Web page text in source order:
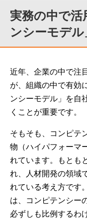
実務の中で
ンシーモデル
近年、企業の中で注
が、組織の中で有効
ンシーモデル」を自
くことが重要です。
そもそも、コンピテ
物（ハイパフォーマ
れています。もとも
れ、人材開発の領域
れている考え方です
は、コンピテンシー
必ずしも比例するわ